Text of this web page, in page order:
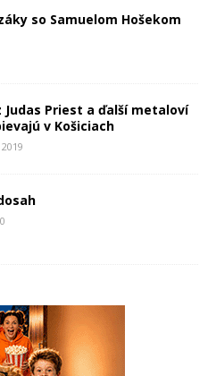
so Samuelom Hošekom
Judas Priest a ďalší metaloví
v Košiciach